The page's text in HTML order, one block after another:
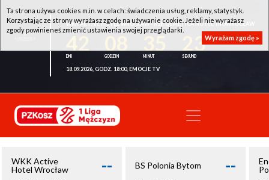
WKK ACTIVE HOTEL WROCŁAW - KSK QEMETICA NOTEĆ INOWROCŁAW
23
18.09.2026, GODZ. 18:00, EMOCJE TV
WKK Active
Hotel Wrocław
-- BS Polonia Bytom --
Ta strona używa cookies m.in. w celach: świadczenia usług, reklamy, statystyk.
Korzystając ze strony wyrażasz zgodę na używanie cookie. Jeżeli nie wyrażasz
zgody powinieneś zmienić ustawienia swojej przeglądarki.
Wyrażam zgodę »